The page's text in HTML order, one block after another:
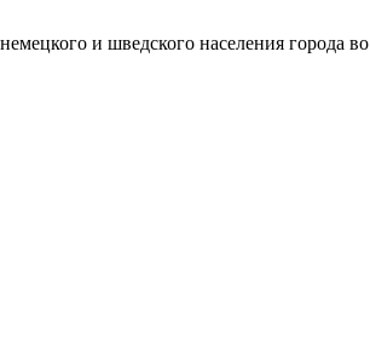
и шведского населения города во